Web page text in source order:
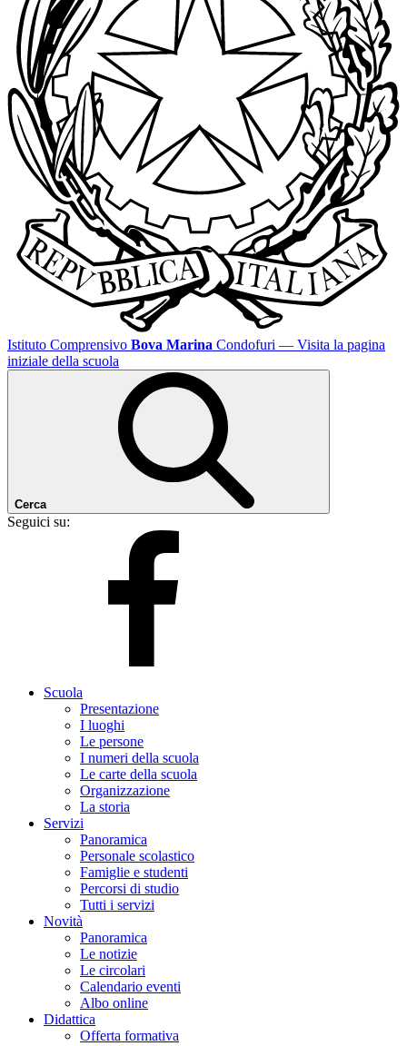
Istituto Comprensivo Bova Marina Condofuri — Visita la pagina
iniziale della scuola
Cerca
Seguici su:
Scuola
Presentazione
I luoghi
Le persone
I numeri della scuola
Le carte della scuola
Organizzazione
La storia
Servizi
Panoramica
Personale scolastico
Famiglie e studenti
Percorsi di studio
Tutti i servizi
Novità
Panoramica
Le notizie
Le circolari
Calendario eventi
Albo online
Didattica
Offerta formativa